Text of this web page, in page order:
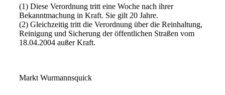
(1) Diese Verordnung tritt eine Woche nach ihrer
Bekanntmachung in Kraft. Sie gilt 20 Jahre.
(2) Gleichzeitig tritt die Verordnung über die Reinhaltung,
Reinigung und Sicherung der öffentlichen Straßen vom
18.04.2004 außer Kraft.
Markt Wurmannsquick